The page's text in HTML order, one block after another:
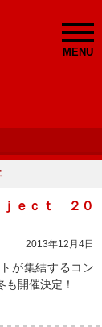
MENU
ｊｅｃｔ ２０
2013年12月4日
が集結するコン
開催決定！